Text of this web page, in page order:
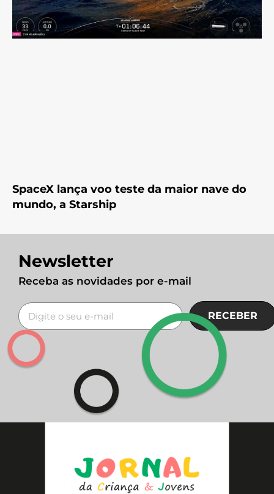
SpaceX lança voo teste da maior nave do
mundo, a Starship
Newsletter
Receba as novidades por e-mail
RECEBER